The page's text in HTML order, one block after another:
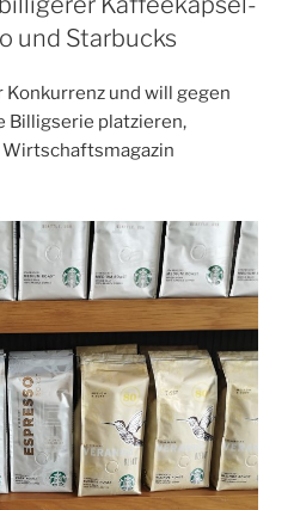
und Starbucks
und will gegen
Billigserie platzieren,